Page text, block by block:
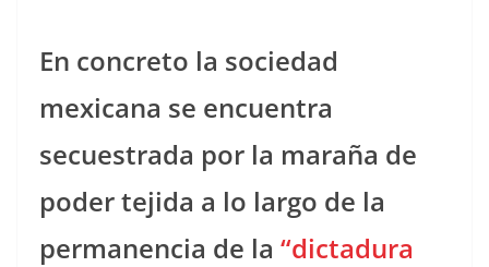
En concreto la sociedad
mexicana se encuentra
secuestrada por la maraña de
poder tejida a lo largo de la
permanencia de la “dictadura